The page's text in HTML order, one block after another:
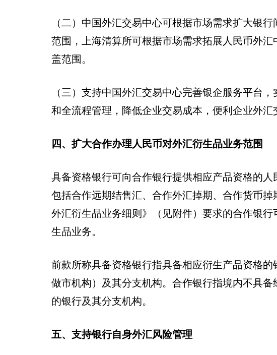
（二）中国外汇交易中心可根据市场需求扩大银
范围，上海清算所可根据市场需求拓展人民币外
盖范围。
（三）支持中国外汇交易中心完善银企服务平台
和全流程管理，降低企业交易成本，便利企业外汇
四、扩大合作办理人民币对外汇衍生品业务范围
具备资格银行可向合作银行提供相应产品资格的人
包括合作远期结售汇、合作外汇掉期、合作货币
外汇衍生品业务细则》（见附件）要求的合作银
生品业务。
前款所称具备资格银行指具备相应衍生产品资格
做市机构）及其分支机构。合作银行指境内不具
的银行及其分支机构。
五、支持银行自身外汇风险管理